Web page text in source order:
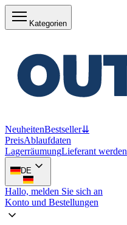
Kategorien
NeuheitenBestseller⇊
PreisAblaufdaten
LagerräumungLieferant werden
DE
Hallo, melden Sie sich an
Konto und Bestellungen